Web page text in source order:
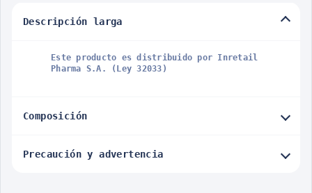
Descripción larga
Este producto es distribuido por Inretail
Pharma S.A. (Ley 32033)
Composición
Precaución y advertencia